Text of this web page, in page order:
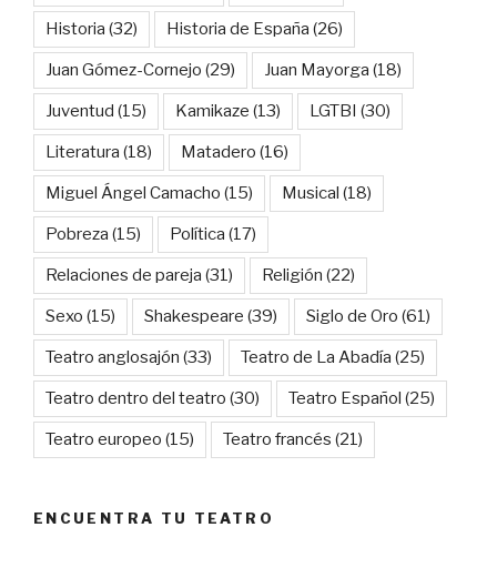
Historia (32) Historia de España (26)
Juan Gómez-Cornejo (29) Juan Mayorga (18)
Juventud (15) Kamikaze (13) LGTBI (30)
Literatura (18) Matadero (16)
Miguel Ángel Camacho (15) Musical (18)
Pobreza (15) Política (17)
Relaciones de pareja (31) Religión (22)
Sexo (15) Shakespeare (39) Siglo de Oro (61)
Teatro anglosajón (33) Teatro de La Abadía (25)
Teatro dentro del teatro (30) Teatro Español (25)
Teatro europeo (15) Teatro francés (21)
ENCUENTRA TU TEATRO